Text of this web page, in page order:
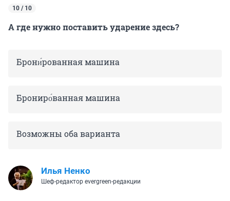
10 / 10
А где нужно поставить ударение здесь?
Брони́рованная машина
Брониро́ванная машина
Возможны оба варианта
Илья Ненко
Шеф-редактор evergreen-редакции